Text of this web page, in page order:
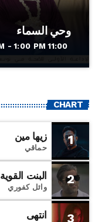
وحي السماء
11:00 AM - 1:00 PM
CHART
1 زيها مين
حماقي
2 البنت القوية
وائل كفوري
3 انتهى